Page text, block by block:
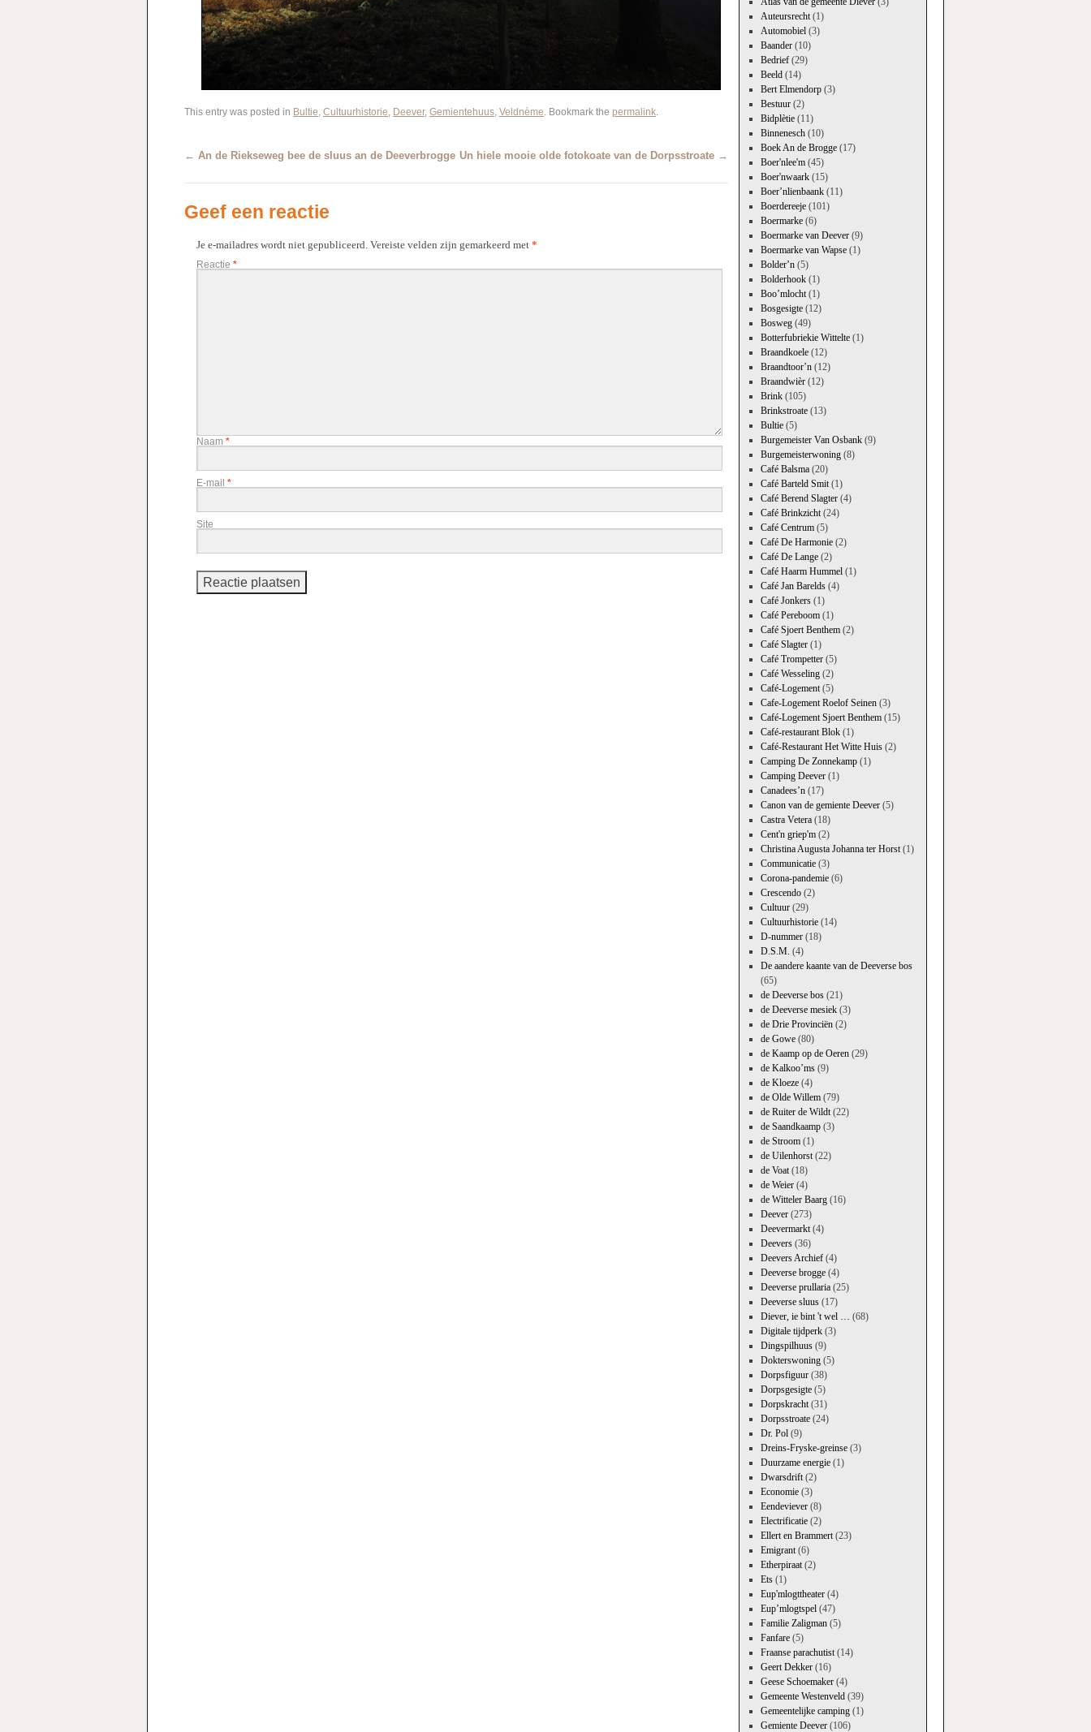
This entry was posted in Bultie, Cultuurhistorie, Deever, Gemientehuus, Veldnème. Bookmark the permalink.
← An de Riekseweg bee de sluus an de Deeverbrogge Un hiele mooie olde fotokoate van de Dorpsstroate →
Geef een reactie
Je e-mailadres wordt niet gepubliceerd. Vereiste velden zijn gemarkeerd met *
Reactie *
Naam *
E-mail *
Site
Auteursrecht(1)
Automobiel(3)
Baander(10)
Bedrief(29)
Beeld(14)
Bert Elmendorp(3)
Bestuur(2)
Bidplètie(11)
Binnenesch(10)
Boek An de Brogge(17)
Boer'nlee'm(45)
Boer'nwaark(15)
Boer’nlienbaank(11)
Boerdereeje(101)
Boermarke(6)
Boermarke van Deever(9)
Boermarke van Wapse(1)
Bolder’n(5)
Bolderhook(1)
Boo’mlocht(1)
Bosgesigte(12)
Bosweg(49)
Botterfubriekie Wittelte(1)
Braandkoele(12)
Braandtoor’n(12)
Braandwièr(12)
Brink(105)
Brinkstroate(13)
Bultie(5)
Burgemeister Van Osbank(9)
Burgemeisterwoning(8)
Café Balsma(20)
Café Barteld Smit(1)
Café Berend Slagter(4)
Café Brinkzicht(24)
Café Centrum(5)
Café De Harmonie(2)
Café De Lange(2)
Café Haarm Hummel(1)
Café Jan Barelds(4)
Café Jonkers(1)
Café Pereboom(1)
Café Sjoert Benthem(2)
Café Slagter(1)
Café Trompetter(5)
Café Wesseling(2)
Café-Logement(5)
Cafe-Logement Roelof Seinen(3)
Café-Logement Sjoert Benthem(15)
Café-restaurant Blok(1)
Café-Restaurant Het Witte Huis(2)
Camping De Zonnekamp(1)
Camping Deever(1)
Canadees’n(17)
Canon van de gemiente Deever(5)
Castra Vetera(18)
Cent'n griep'm(2)
Christina Augusta Johanna ter Horst(1)
Communicatie(3)
Corona-pandemie(6)
Crescendo(2)
Cultuur(29)
Cultuurhistorie(14)
D-nummer(18)
D.S.M. (4)
De aandere kaante van de Deeverse bos
(65)
de Deeverse bos(21)
de Deeverse mesiek(3)
de Drie Provinciën(2)
de Gowe(80)
de Kaamp op de Oeren(29)
de Kalkoo’ms(9)
de Kloeze(4)
de Olde Willem(79)
de Ruiter de Wildt(22)
de Saandkaamp(3)
de Stroom(1)
de Uilenhorst(22)
de Voat(18)
de Weier(4)
de Witteler Baarg(16)
Deever(273)
Deevermarkt(4)
Deevers(36)
Deevers Archief(4)
Deeverse brogge(4)
Deeverse prullaria(25)
Deeverse sluus(17)
Diever, ie bint 't wel … (68)
Digitale tijdperk(3)
Dingspilhuus(9)
Dokterswoning(5)
Dorpsfiguur(38)
Dorpsgesigte(5)
Dorpskracht(31)
Dorpsstroate(24)
Dr. Pol(9)
Dreins-Fryske-greinse(3)
Duurzame energie(1)
Dwarsdrift(2)
Economie(3)
Eendeviever(8)
Electrificatie(2)
Ellert en Brammert(23)
Emigrant(6)
Etherpiraat(2)
Ets(1)
Eup'mlogttheater(4)
Eup’mlogtspel(47)
Familie Zaligman(5)
Fanfare(5)
Fraanse parachutist(14)
Geert Dekker(16)
Geese Schoemaker(4)
Gemeente Westenveld(39)
Gemeentelijke camping(1)
Gemiente Deever(106)